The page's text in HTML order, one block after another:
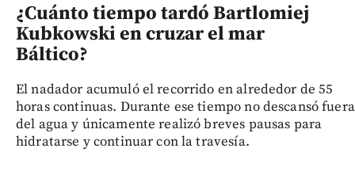
¿Cuánto tiempo tardó Bartlomiej
Kubkowski en cruzar el mar
Báltico?
El nadador acumuló el recorrido en alrededor de 55
horas continuas. Durante ese tiempo no descansó fuera
del agua y únicamente realizó breves pausas para
hidratarse y continuar con la travesía.